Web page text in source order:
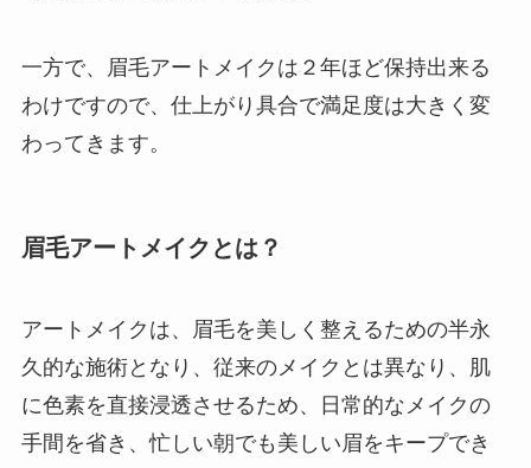
一方で、眉毛アートメイクは２年ほど保持出来る
わけですので、仕上がり具合で満足度は大きく変
わってきます。
眉毛アートメイクとは？
アートメイクは、眉毛を美しく整えるための半永
久的な施術となり、従来のメイクとは異なり、肌
に色素を直接浸透させるため、日常的なメイクの
手間を省き、忙しい朝でも美しい眉をキープでき